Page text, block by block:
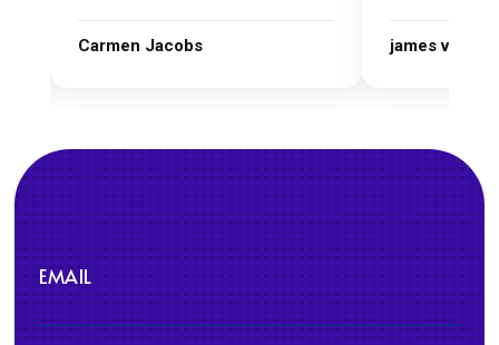
james van oranje Marcel Thijs
EMAIL